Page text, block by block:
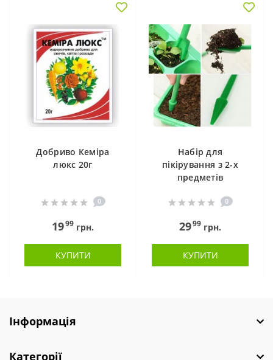
Добриво Кеміра
люкс 20г
0
1999 грн.
КУПИТИ
Набір для
пікірування з 2-х
предметів
0
2999 грн.
КУПИТИ
Інформація
Категорії